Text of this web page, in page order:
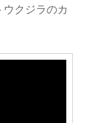
クジラのカ